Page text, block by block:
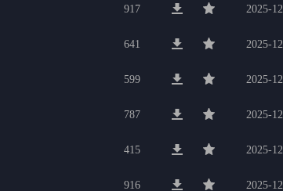
917 2025-
641 2025-
599 2025-
787 2025-
415 2025-
916 2025-